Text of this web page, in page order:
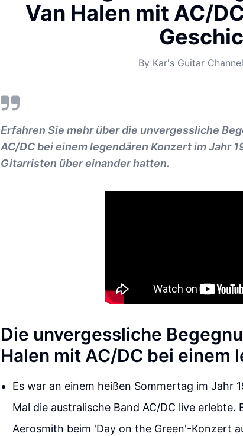
Van Halen mit AC/
By Kar's Guitar Channel
Erfahren Sie mehr über die unvergessliche
AC/DC bei einem legendären Konzert im Jahr
Gitarristen über einander hatten.
Die unvergessliche
Halen mit AC/DC bei einem
Es war an einem heißen Sommertag im Jahr
Mal die australische Band AC/DC live
Aerosmith beim 'Day on the Green'-Konzert